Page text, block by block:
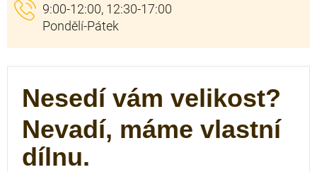
Nesedí vám velikost?
Nevadí, máme vlastní
dílnu.